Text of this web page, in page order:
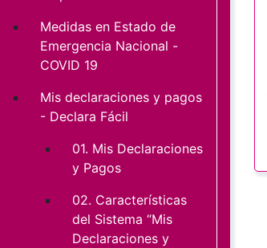
Medidas en Estado de
Emergencia Nacional -
COVID 19
Mis declaraciones y pagos
- Declara Fácil
01. Mis Declaraciones
y Pagos
02. Características
del Sistema “Mis
Declaraciones y